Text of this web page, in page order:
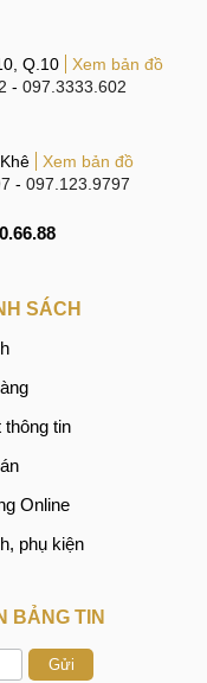
Q.10
Xem bản đồ
- 097.3333.602
Xem bản đồ
- 097.123.9797
SÁCH
tin
Online
phụ kiện
BẢNG TIN
Gửi